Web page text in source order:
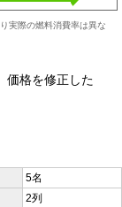
実際の燃料消費率は異な
価格を修正した
5名
2列